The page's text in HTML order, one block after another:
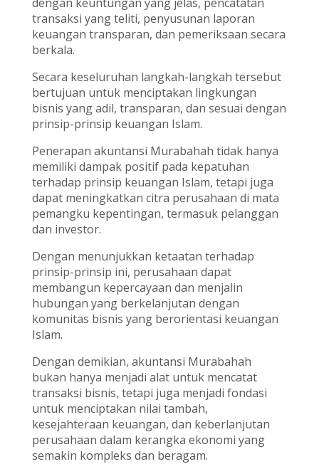
transaksi yang teliti, penyusunan laporan
keuangan transparan, dan pemeriksaan secara
berkala.
Secara keseluruhan langkah-langkah tersebut
bertujuan untuk menciptakan lingkungan
bisnis yang adil, transparan, dan sesuai dengan
prinsip-prinsip keuangan Islam.
Penerapan akuntansi Murabahah tidak hanya
memiliki dampak positif pada kepatuhan
terhadap prinsip keuangan Islam, tetapi juga
dapat meningkatkan citra perusahaan di mata
pemangku kepentingan, termasuk pelanggan
dan investor.
Dengan menunjukkan ketaatan terhadap
prinsip-prinsip ini, perusahaan dapat
membangun kepercayaan dan menjalin
hubungan yang berkelanjutan dengan
komunitas bisnis yang berorientasi keuangan
Islam.
Dengan demikian, akuntansi Murabahah
bukan hanya menjadi alat untuk mencatat
transaksi bisnis, tetapi juga menjadi fondasi
untuk menciptakan nilai tambah,
kesejahteraan keuangan, dan keberlanjutan
perusahaan dalam kerangka ekonomi yang
semakin kompleks dan beragam.